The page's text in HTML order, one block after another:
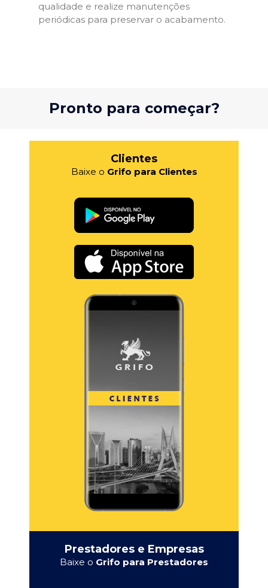
qualidade e realize manutenções
periódicas para preservar o acabamento.
Pronto para começar?
Clientes
Baixe o Grifo para Clientes
Prestadores e Empresas
Baixe o Grifo para Prestadores